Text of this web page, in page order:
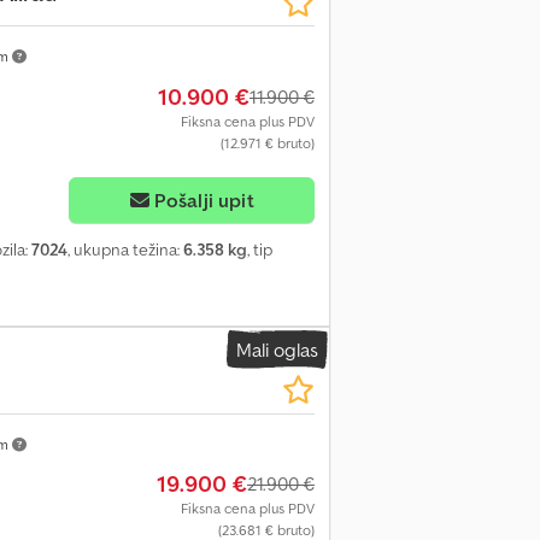
postupcima i dokumentaciji 🔧
na zahtev 📞 Kontaktirajte nas za više
bočnih i višesmernih viljuškara i
možete da se oslonite. Servis kome
10.900 €11.900 €
Fiksna cena plus PDV
(12.971 € bruto)
Pošalji upit
7024, ukupna težina:6.358 kg, tip
Mali oglas
19.900 €21.900 €
Fiksna cena plus PDV
(23.681 € bruto)